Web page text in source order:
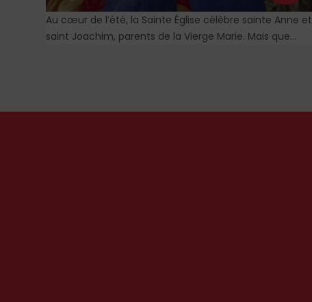
Au cœur de l’été, la Sainte Église célèbre sainte Anne et
saint Joachim, parents de la Vierge Marie. Mais que